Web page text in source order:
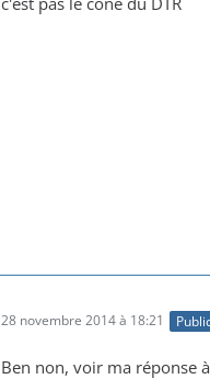
28 novembre 2014 à 18:21
Ben non, voir ma réponse